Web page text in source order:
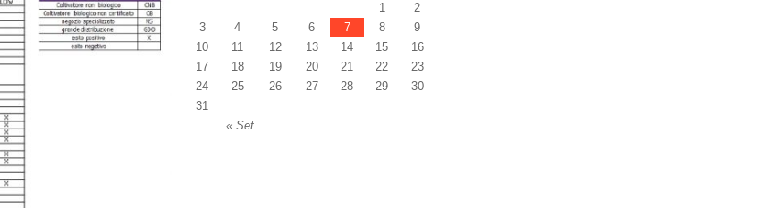
« Set
1
2
3
4 5 6 7 8
9
10
11 12 13 14 15
16
17
18 19 20 21 22
23
24
25 26 27 28 29
30
31